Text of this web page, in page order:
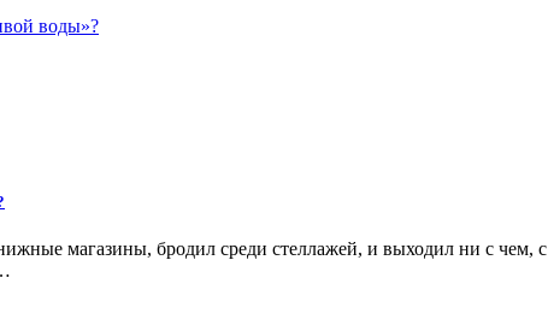
магазины, бродил среди стеллажей, и выходил ни с чем, с